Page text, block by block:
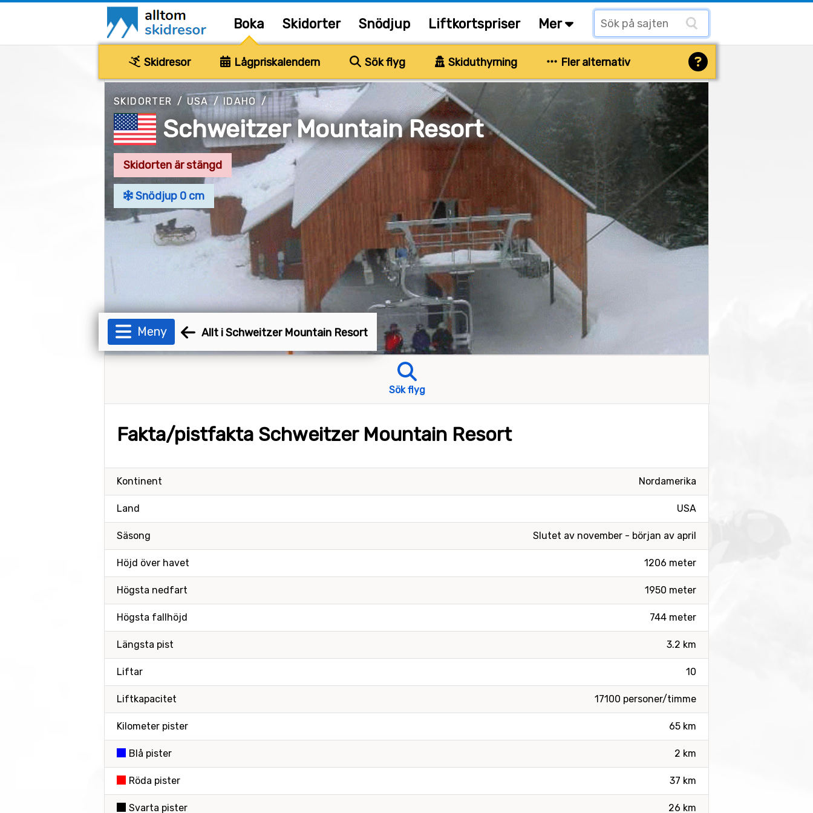
Boka Skidorter Snödjup Liftkortspriser Mer
Skidresor Lågpriskalendern Sök flyg Skiduthyrning Fler alternativ
SKIDORTER / USA/ IDAHO /
Schweitzer Mountain Resort
Skidorten är stängd
Snödjup 0 cm
Meny Allt i Schweitzer Mountain Resort
Sök flyg
Fakta/pistfakta Schweitzer Mountain Resort
Nordamerika
Kontinent
USA
Land
Slutet av november - början av april
Säsong
1206 meter
Höjd över havet
1950 meter
Högsta nedfart
744 meter
Högsta fallhöjd
3.2 km
Längsta pist
10
Liftar
17100 personer/timme
Liftkapacitet
65 km
Kilometer pister
2 km
Blå pister
37 km
Röda pister
26 km
Svarta pister